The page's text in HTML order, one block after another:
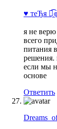
♥ теЂя ๏̯͡
я не
всего
питания
решения.
если мы
основе
Ответить